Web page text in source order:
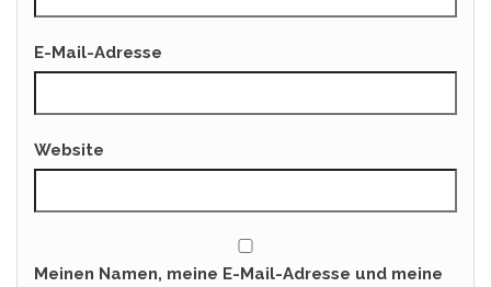
E-Mail-Adresse
Website
Meinen Namen, meine E-Mail-Adresse und meine